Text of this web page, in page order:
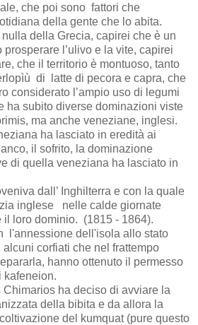
che poi sono fattori che
della gente che lo abita.
della Grecia, capirei che è un
l’ulivo e la vite, capirei
che il territorio è montuoso, tanto
di latte di pecora e capra, che
considerato l’ampio uso di legumi
ha subito diverse dominazioni viste
ma anche veneziane, inglesi.
ha lasciato in eredità ai
il sofrito, la dominazione
di quella veneziana ha lasciato in
dall’ Inghilterra e con la quale
inglese nelle calde giornate
il loro dominio. (1815 - 1864).
l'annessione dell'isola allo stato
corfiati che nel frattempo
hanno ottenuto il permesso
kafeneion.
Chimarios ha deciso di avviare la
della bibita e da allora la
del kumquat (pure questo